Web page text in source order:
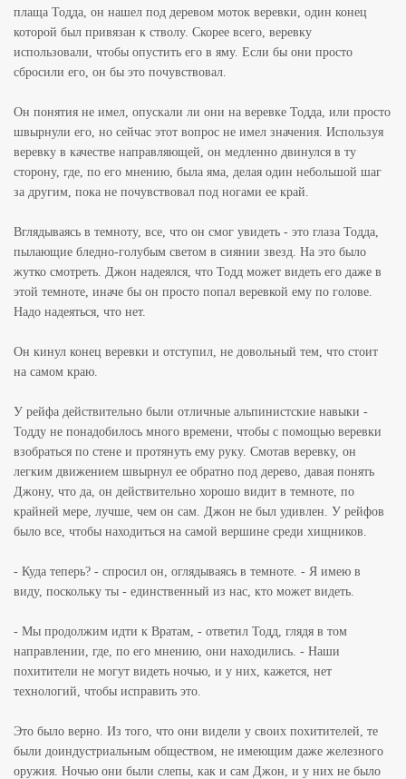
плаща Тодда, он нашел под деревом моток веревки, один конец
которой был привязан к стволу. Скорее всего, веревку
использовали, чтобы опустить его в яму. Если бы они просто
сбросили его, он бы это почувствовал.
Он понятия не имел, опускали ли они на веревке Тодда, или просто
швырнули его, но сейчас этот вопрос не имел значения. Используя
веревку в качестве направляющей, он медленно двинулся в ту
сторону, где, по его мнению, была яма, делая один небольшой шаг
за другим, пока не почувствовал под ногами ее край.
Вглядываясь в темноту, все, что он смог увидеть - это глаза Тодда,
пылающие бледно-голубым светом в сиянии звезд. На это было
жутко смотреть. Джон надеялся, что Тодд может видеть его даже в
этой темноте, иначе бы он просто попал веревкой ему по голове.
Надо надеяться, что нет.
Он кинул конец веревки и отступил, не довольный тем, что стоит
на самом краю.
У рейфа действительно были отличные альпинистские навыки -
Тодду не понадобилось много времени, чтобы с помощью веревки
взобраться по стене и протянуть ему руку. Смотав веревку, он
легким движением швырнул ее обратно под дерево, давая понять
Джону, что да, он действительно хорошо видит в темноте, по
крайней мере, лучше, чем он сам. Джон не был удивлен. У рейфов
было все, чтобы находиться на самой вершине среди хищников.
- Куда теперь? - спросил он, оглядываясь в темноте. - Я имею в
виду, поскольку ты - единственный из нас, кто может видеть.
- Мы продолжим идти к Вратам, - ответил Тодд, глядя в том
направлении, где, по его мнению, они находились. - Наши
похитители не могут видеть ночью, и у них, кажется, нет
технологий, чтобы исправить это.
Это было верно. Из того, что они видели у своих похитителей, те
были доиндустриальным обществом, не имеющим даже железного
оружия. Ночью они были слепы, как и сам Джон, и у них не было